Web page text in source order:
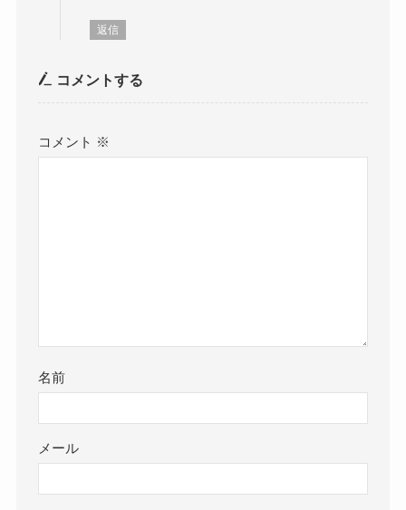
返信
コメントする
コメント ※
名前
メール